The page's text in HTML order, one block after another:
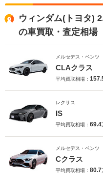
ウィンダム(トヨタ)
の車買取・査定相場
メルセデス・ベンツ
CLAクラス
平均買取相場：
レクサス
IS
平均買取相場： 69.4
メルセデス・ベンツ
Cクラス
平均買取相場： 80.7